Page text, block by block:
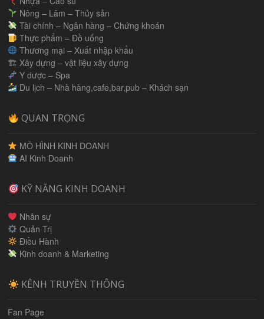
Nông – Lâm – Thủy sản
Tài chính – Ngân hàng – Chứng khoán
Thực phẩm – Đồ uống
Thương mại – Xuất nhập khẩu
🏗 Xây dựng – vật liệu xây dựng
Y dược – Spa
Du lịch – Nhà hàng,cafe,bar,pub – Khách sạn
QUAN TRỌNG
MÔ HÌNH KINH DOANH
AI Kinh Doanh
KỸ NĂNG KINH DOANH
Nhân sự
Quản Trị
Điều Hành
Kinh doanh & Marketing
KÊNH TRUYỀN THÔNG
Fan Page